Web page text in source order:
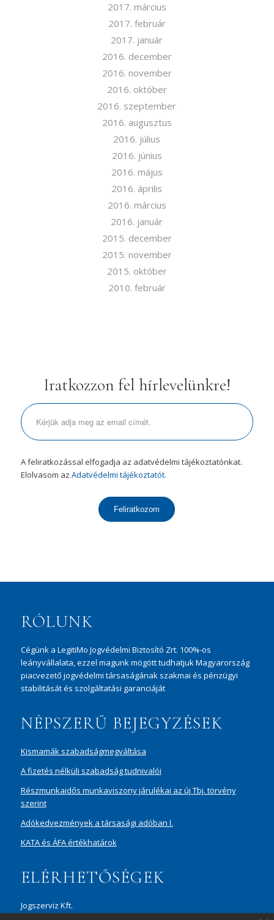
2017. március
2017. február
2017. január
2016. december
2016. november
2016. október
2016. szeptember
2016. augusztus
2016. július
2016. június
2016. május
2016. április
2016. március
2016. január
2015. december
2015. november
2015. október
2010. február
Iratkozzon fel hírlevelünkre!
A feliratkozással elfogadja az adatvédelmi tájékoztatónkat.
Elolvasom az Adatvédelmi tájékoztatót.
Feliratkozom
RÓLUNK
Cégünk a LegitiMo Jogvédelmi Biztosító Zrt. 100%-os
leányvállalata, ezzel magunk mögött tudhatjuk Magyarország
piacvezető jogvédelmi társaságának szakmai és pénzügyi
stabilitását és szolgáltatási garanciáját
NÉPSZERŰ BEJEGYZÉSEK
Kismamák szabadságmegváltása
A fizetés nélküli szabadság tudnivalói
Részmunkaidős munkaviszony járulékai az új Tbj. törvény
szerint
Adókedvezmények a társasági adóban I.
KATA és ÁFA értékhatárok
ELÉRHETŐSÉGEK
Jogszerviz Kft.